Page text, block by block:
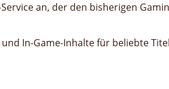
an, der den bisherigen
In-Game-Inhalte für beliebte